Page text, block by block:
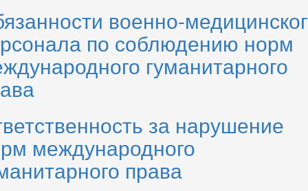
военно-
по соблюдению норм
гуманитарного
за нарушение
международного
права